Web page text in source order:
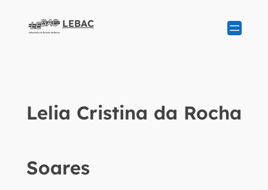
LEBAC
Lelia Cristina da Rocha
Soares